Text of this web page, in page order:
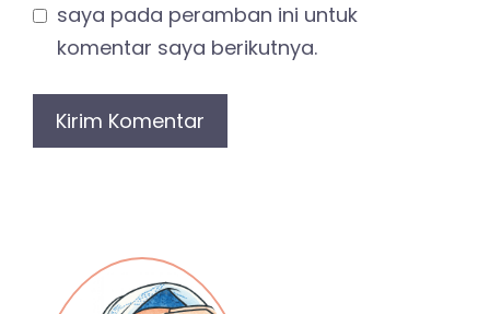
saya pada peramban ini untuk
komentar saya berikutnya.